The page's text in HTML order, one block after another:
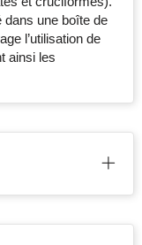
une boîte de
l’utilisation de
ainsi les